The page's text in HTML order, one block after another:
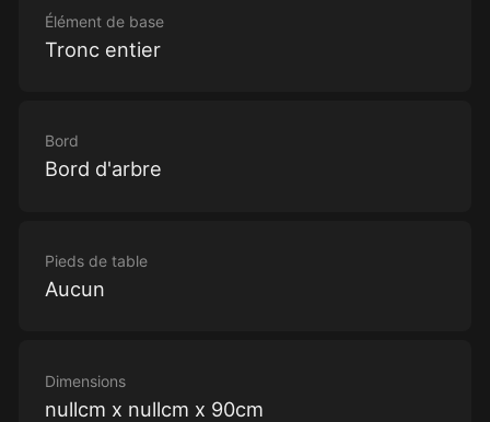
Élément de base
Tronc entier
Bord
Bord d'arbre
Pieds de table
Aucun
Dimensions
nullcm x nullcm x 90cm